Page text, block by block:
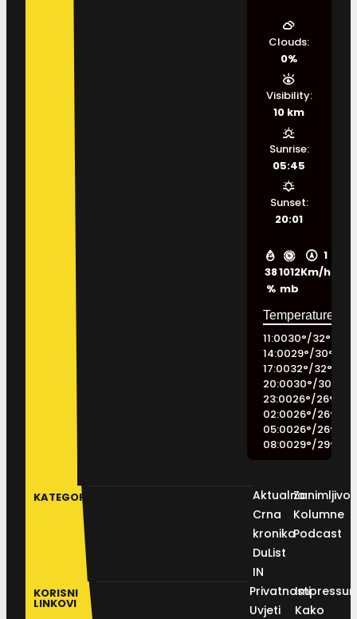
38
%
1012
mb
1
Km/h
Clouds:
0%
Visibility:
10 km
Sunrise:
05:45
Sunset:
20:01
11:0030°/32°
14:0029°/30°
17:0032°/32°
20:0030°/30
23:0026°/26°
02:0026°/26°
05:0026°/26°
08:0029°/29°
KATEGORIJE
Aktualno
Crna
kronika
DuList
IN
Kolumne
Podcast
KORISNI
LINKOVI
Privatnosti
Uvjeti
Kako